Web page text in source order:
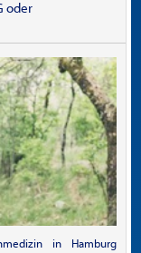
oder
in Hamburg